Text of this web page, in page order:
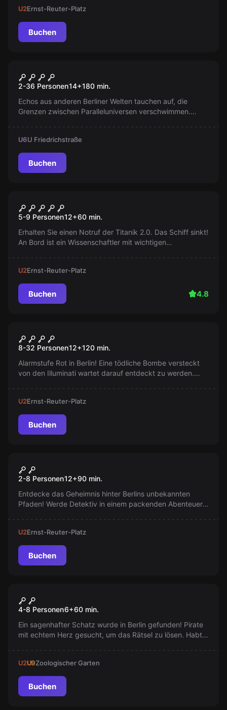
katastrophalen Ereignis zu bewahren? Die Zeit läuft!
U2Ernst-Reuter-Platz
Buchen
Neu
Echoes of Berlin
2-36 Personen14+180 min.
Echos aus anderen Berliner Welten tauchen auf, die
Grenzen zwischen Paralleluniversen verschwimmen.
trennen und den Kollaps zu verhindern?
U6U Friedrichstraße
Buchen
Titanik 2.0
5-9 Personen12+60 min.
Erhalten Sie einen Notruf der Titanik 2.0. Das Schiff sinkt!
An Bord ist ein Wissenschaftler mit wichtigen
U2Ernst-Reuter-Platz
Buchen 4.8
Safe House
8-32 Personen12+120 min.
Alarmstufe Rot in Berlin! Eine tödliche Bombe versteckt
von den Illuminati wartet darauf entdeckt zu werden.
U2Ernst-Reuter-Platz
Buchen
Neu
Die Schattenläufer
2-8 Personen12+90 min.
Entdecke das Geheimnis hinter Berlins unbekannten
Pfaden! Werde Detektiv in einem packenden Abenteuer
startklar. Trau dich, dem Unbekannten auf die Spur zu
kommen!
U2Ernst-Reuter-Platz
Buchen
Anne Bonnys Schatz
4-8 Personen6+60 min.
Ein sagenhafter Schatz wurde in Berlin gefunden! Pirate
mit echtem Herz gesucht, um das Rätsel zu lösen. Habt
U2U9Zoologischer Garten
Buchen